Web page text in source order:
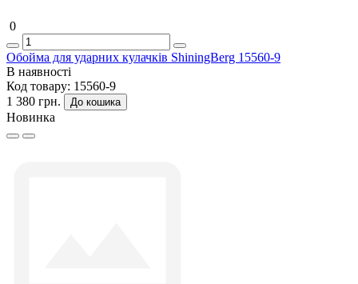
0
Обойма для ударних кулачків ShiningBerg 15560-9
В наявності
Код товару: 15560-9
1 380 грн.
До кошика
Новинка